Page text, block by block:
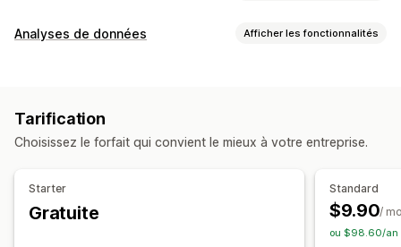
Ciblage
Gestion de campagnes
Médias sociaux
Site web Gestion des pixels
Suivi des performances
Indicateurs d’engagement
Suivi des conversions
Analyses de données Afficher les fonctionnalités
Suivi de l’événement
Tarification
Choisissez le forfait qui convient le mieux à votre entreprise.
Starter
Gratuite
Standard
$9.90/
ou $98.60/an